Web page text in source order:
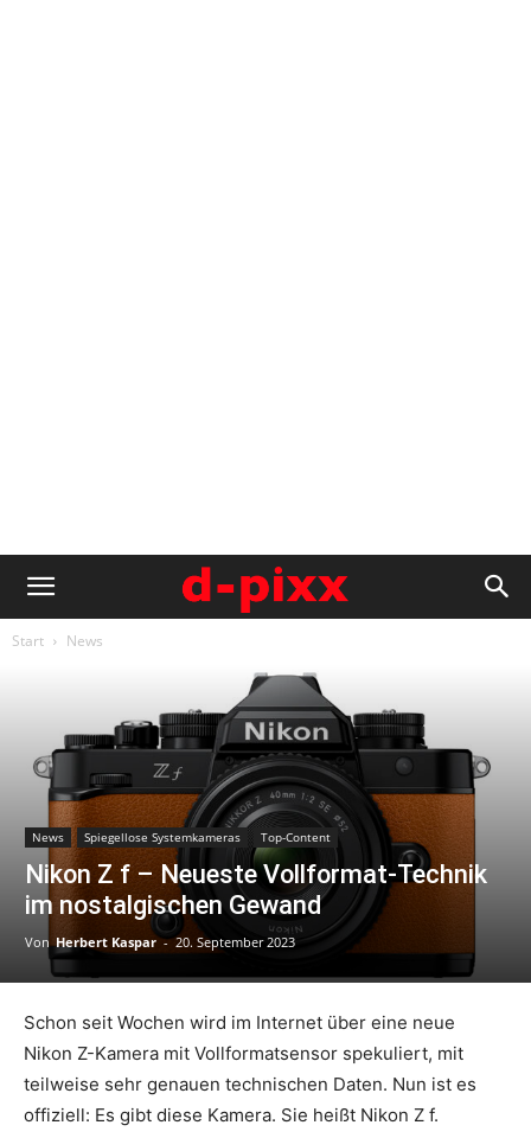
Start News
News Spiegellose Systemkameras Top-Content
Nikon Z f – Neueste Vollformat-Technik
im nostalgischen Gewand
Von Herbert Kaspar - 20. September 2023
Schon seit Wochen wird im Internet über eine neue
Nikon Z-Kamera mit Vollformatsensor spekuliert, mit
teilweise sehr genauen technischen Daten. Nun ist es
offiziell: Es gibt diese Kamera. Sie heißt Nikon Z f.